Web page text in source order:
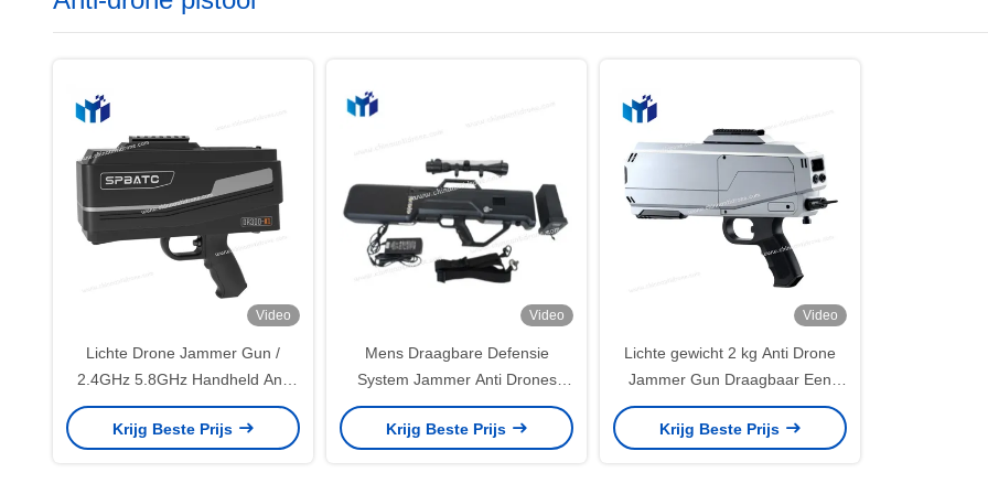
Video
Lichte Drone Jammer Gun /
2.4GHz 5.8GHz Handheld Anti
Drone DR300S3
Krijg Beste Prijs
Video
Mens Draagbare Defensie
System Jammer Anti Drones
Handheld DR3004
Krijg Beste Prijs
Video
Lichte gewicht 2 kg Anti Drone
Jammer Gun Draagbaar Een
Handheld Operatie Strike
DR300S
Krijg Beste Prijs